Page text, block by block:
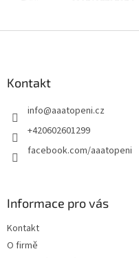
Kontakt
info@aaatopeni.cz
+420602601299
facebook.com/aaatopeni
Informace pro vás
Kontakt
O firmě